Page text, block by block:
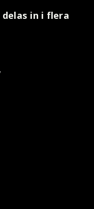
in i flera